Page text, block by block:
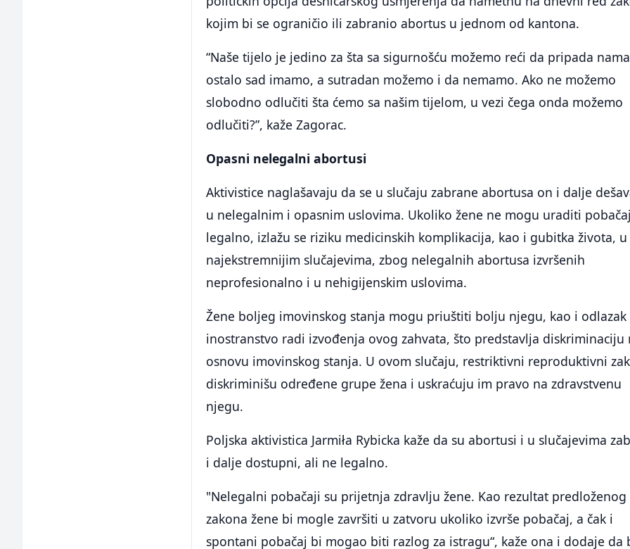
kojim bi se ograničio ili zabranio abortus u jednom od kantona.
“Naše tijelo je jedino za šta sa sigurnošću možemo reći da pripada
ostalo sad imamo, a sutradan možemo i da nemamo. Ako ne možemo
slobodno odlučiti šta ćemo sa našim tijelom, u vezi čega onda možemo
odlučiti?”, kaže Zagorac.
Opasni nelegalni abortusi
Aktivistice naglašavaju da se u slučaju zabrane abortusa on i dalje
u nelegalnim i opasnim uslovima. Ukoliko žene ne mogu uraditi pobačaj
legalno, izlažu se riziku medicinskih komplikacija, kao i gubitka života, u
najekstremnijim slučajevima, zbog nelegalnih abortusa izvršenih
neprofesionalno i u nehigijenskim uslovima.
Žene boljeg imovinskog stanja mogu priuštiti bolju njegu, kao i odlazak
inostranstvo radi izvođenja ovog zahvata, što predstavlja diskriminaciju
osnovu imovinskog stanja. U ovom slučaju, restriktivni reproduktivni
diskriminišu određene grupe žena i uskraćuju im pravo na zdravstvenu
njegu.
Poljska aktivistica Jarmiła Rybicka kaže da su abortusi i u slučajevima
i dalje dostupni, ali ne legalno.
"Nelegalni pobačaji su prijetnja zdravlju žene. Kao rezultat predloženog
zakona žene bi mogle završiti u zatvoru ukoliko izvrše pobačaj, a čak i
spontani pobačaj bi mogao biti razlog za istragu“, kaže ona i dodaje da